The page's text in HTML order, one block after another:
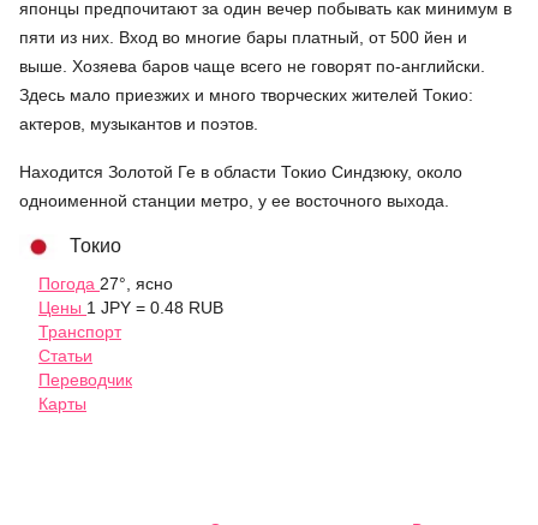
японцы предпочитают за один вечер побывать как минимум в
пяти из них. Вход во многие бары платный, от 500 йен и
выше. Хозяева баров чаще всего не говорят по-английски.
Здесь мало приезжих и много творческих жителей Токио:
актеров, музыкантов и поэтов.
Находится Золотой Ге в области Токио Синдзюку, около
одноименной станции метро, у ее восточного выхода.
Токио
Погода 27°, ясно
Цены 1 JPY = 0.48 RUB
Транспорт
Статьи
Переводчик
Карты